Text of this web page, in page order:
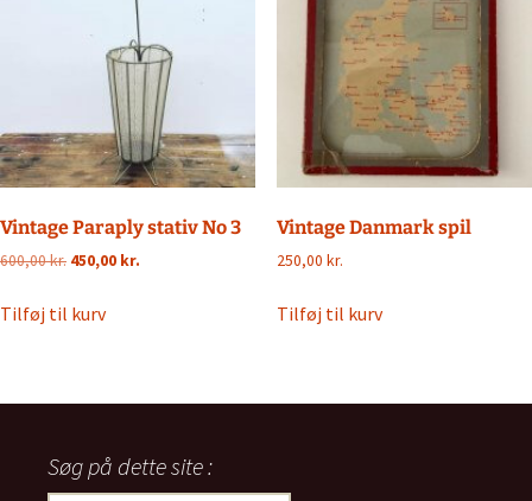
Vintage Paraply stativ No 3
600,00kr. Den
pris
450,00 kr.
Tilføj til kurv
Vintage Danmark spil
250,00 kr.
Tilføj til kurv
Søg på dette site :